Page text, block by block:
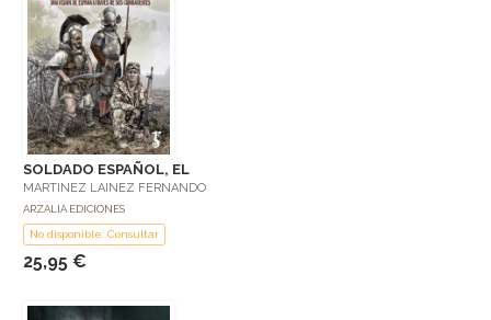
SOLDADO ESPAÑOL, EL
MARTINEZ LAINEZ FERNANDO
ARZALIA EDICIONES
No disponible: Consultar
25,95 €